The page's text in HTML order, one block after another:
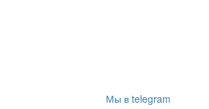
Мы в telegram